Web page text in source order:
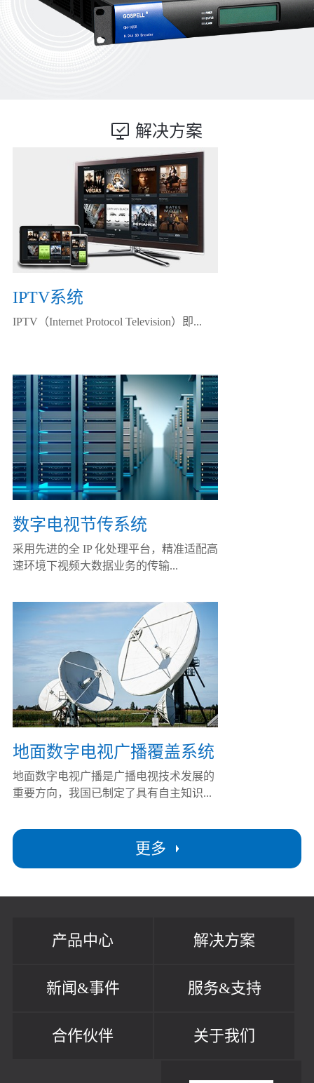
解决方案
更多
IPTV系统
IPTV（Internet Protocol Television）即...
数字电视节传系统
采用先进的全 IP 化处理平台，精准适配高
速环境下视频大数据业务的传输...
地面数字电视广播覆盖系统
地面数字电视广播是广播电视技术发展的
重要方向，我国已制定了具有自主知识...
产品中心 解决方案
新闻&事件 服务&支持
合作伙伴 关于我们